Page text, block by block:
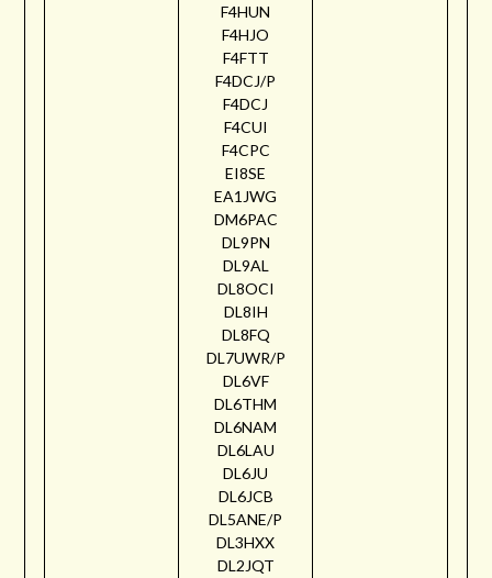
F4HUN
F4HJO
F4FTT
F4DCJ/P
F4DCJ
F4CUI
F4CPC
EI8SE
EA1JWG
DM6PAC
DL9PN
DL9AL
DL8OCI
DL8IH
DL8FQ
DL7UWR/P
DL6VF
DL6THM
DL6NAM
DL6LAU
DL6JU
DL6JCB
DL5ANE/P
DL3HXX
DL2JQT